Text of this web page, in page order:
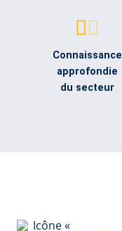
Connaissance
approfondie
du secteur